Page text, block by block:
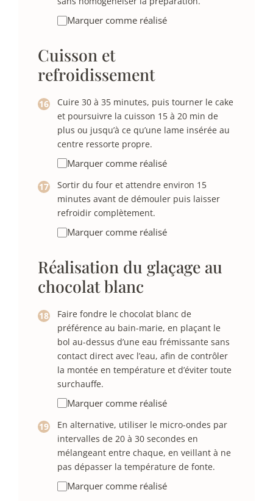
Marquer comme réalisé
Cuisson et
refroidissement
Cuire 30 à 35 minutes, puis tourner le cake
et poursuivre la cuisson 15 à 20 min de
plus ou jusqu’à ce qu’une lame insérée au
centre ressorte propre.
Marquer comme réalisé
Sortir du four et attendre environ 15
minutes avant de démouler puis laisser
refroidir complètement.
Marquer comme réalisé
Réalisation du glaçage au
chocolat blanc
Faire fondre le chocolat blanc de
préférence au bain-marie, en plaçant le
bol au-dessus d’une eau frémissante sans
contact direct avec l’eau, afin de contrôler
la montée en température et d’éviter toute
surchauffe.
Marquer comme réalisé
En alternative, utiliser le micro-ondes par
intervalles de 20 à 30 secondes en
mélangeant entre chaque, en veillant à ne
pas dépasser la température de fonte.
Marquer comme réalisé